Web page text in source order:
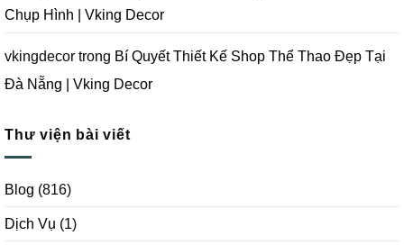
Chụp Hình | Vking Decor
vkingdecor trong Bí Quyết Thiết Kế Shop Thể Thao Đẹp Tại
Đà Nẵng | Vking Decor
Thư viện bài viết
Blog (816)
Dịch Vụ (1)